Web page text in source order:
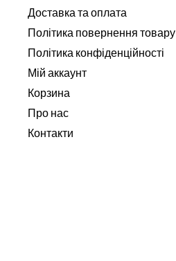
Доставка та оплата
Політика повернення товару
Політика конфіденційності
Мій аккаунт
Корзина
Про нас
Контакти